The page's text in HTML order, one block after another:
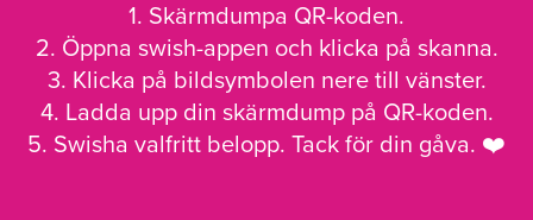
1. Skärmdumpa QR-koden.
2. Öppna swish-appen och klicka på skanna.
3. Klicka på bildsymbolen nere till vänster.
4. Ladda upp din skärmdump på QR-koden.
5. Swisha valfritt belopp. Tack för din gåva. ❤️